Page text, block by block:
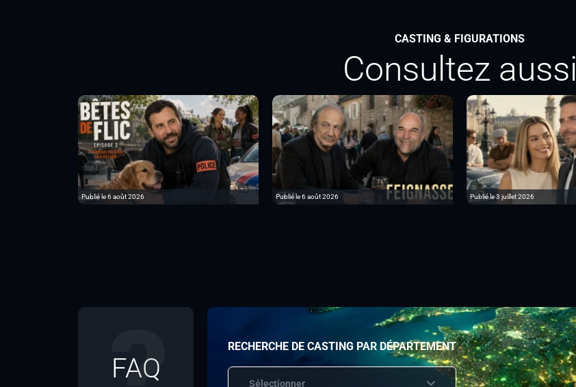
CASTING & FIGURATIONS
Consultez aussi
Publié le 6 août 2026 Publié le 6 août 2026 Publié le 3 juillet 2026
FAQ
RECHERCHE DE CASTING PAR DÉPARTEMENT
Sélectionner